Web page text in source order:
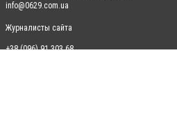
info@0629.com.ua
Журналисты сайта
+38 (096) 91 303 68